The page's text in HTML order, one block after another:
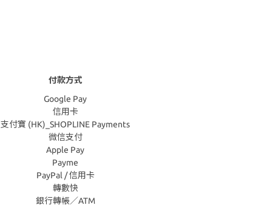
付款方式
Google Pay
信用卡
支付寶 (HK)_SHOPLINE Payments
微信支付
Apple Pay
Payme
PayPal / 信用卡
轉數快
銀行轉帳／ATM